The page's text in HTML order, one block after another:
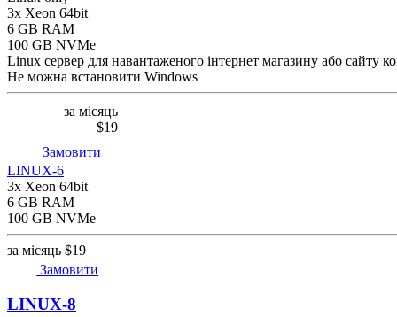
3x Xeon 64bit
6 GB RAM
100 GB NVMe
Linux сервер для навантаженого інтернет магазину або сайту
Не можна встановити Windows
за місяць
$19
Замовити
LINUX-6
3x Xeon 64bit
6 GB RAM
100 GB NVMe
за місяць $19
Замовити
LINUX-8